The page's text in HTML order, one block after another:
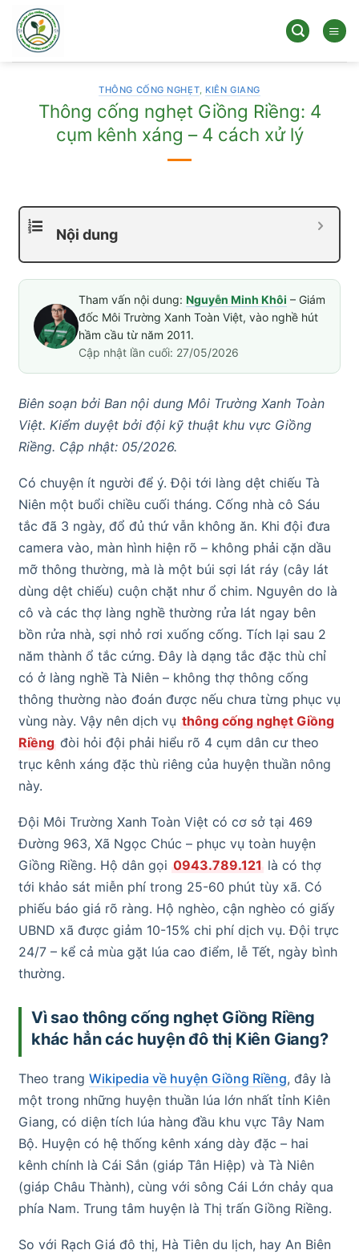
qua
dung
THÔNG CỐNG NGHẸT, KIÊN GIANG
Thông cống nghẹt Giồng Riềng: 4
cụm kênh xáng – 4 cách xử lý
Nội dung
Tham vấn nội dung: Nguyễn Minh Khôi – Giám
đốc Môi Trường Xanh Toàn Việt, vào nghề hút
hầm cầu từ năm 2011.
Cập nhật lần cuối: 27/05/2026
Biên soạn bởi Ban nội dung Môi Trường Xanh Toàn
Việt. Kiểm duyệt bởi đội kỹ thuật khu vực Giồng
Riềng. Cập nhật: 05/2026.
Có chuyện ít người để ý. Đội tới làng dệt chiếu Tà
Niên một buổi chiều cuối tháng. Cống nhà cô Sáu
tắc đã 3 ngày, đổ đủ thứ vẫn không ăn. Khi đội đưa
camera vào, màn hình hiện rõ – không phải cặn dầu
mỡ thông thường, mà là một búi sợi lát ráy (cây lát
dùng dệt chiếu) cuộn chặt như ổ chim. Nguyên do là
cô và các thợ làng nghề thường rửa lát ngay bên
bồn rửa nhà, sợi nhỏ rơi xuống cống. Tích lại sau 2
năm thành ổ tắc cứng. Đây là dạng tắc đặc thù chỉ
có ở làng nghề Tà Niên – không thợ thông cống
thông thường nào đoán được nếu chưa từng phục vụ
vùng này. Vậy nên dịch vụ thông cống nghẹt Giồng
Riềng đòi hỏi đội phải hiểu rõ 4 cụm dân cư theo
trục kênh xáng đặc thù riêng của huyện thuần nông
này.
Đội Môi Trường Xanh Toàn Việt có cơ sở tại 469
Đường 963, Xã Ngọc Chúc – phục vụ toàn huyện
Giồng Riềng. Hộ dân gọi 0943.789.121 là có thợ
tới khảo sát miễn phí trong 25-60 phút tùy xã. Có
phiếu báo giá rõ ràng. Hộ nghèo, cận nghèo có giấy
UBND xã được giảm 10-15% chi phí dịch vụ. Đội trực
24/7 – kể cả mùa gặt lúa cao điểm, lễ Tết, ngày bình
thường.
Vì sao thông cống nghẹt Giồng Riềng
khác hẳn các huyện đô thị Kiên Giang?
Theo trang Wikipedia về huyện Giồng Riềng, đây là
một trong những huyện thuần lúa lớn nhất tỉnh Kiên
Giang, có diện tích lúa hàng đầu khu vực Tây Nam
Bộ. Huyện có hệ thống kênh xáng dày đặc – hai
kênh chính là Cái Sắn (giáp Tân Hiệp) và Tà Niên
(giáp Châu Thành), cùng với sông Cái Lớn chảy qua
phía Nam. Trung tâm huyện là Thị trấn Giồng Riềng.
So với Rạch Giá đô thị, Hà Tiên du lịch, hay An Biên